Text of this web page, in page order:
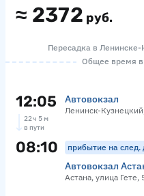
≈ 2372 руб.
Пересадка в Ленинске-
Общее время в
12:05 Автовокзал
Ленинск-
22 ч 5 м
в пути
08:10 прибытие на след.
Автовокзал
Астана, улица Гете,